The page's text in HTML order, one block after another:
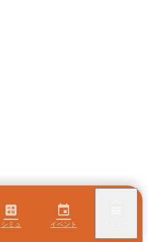
calculate
シミュ
event
イベント